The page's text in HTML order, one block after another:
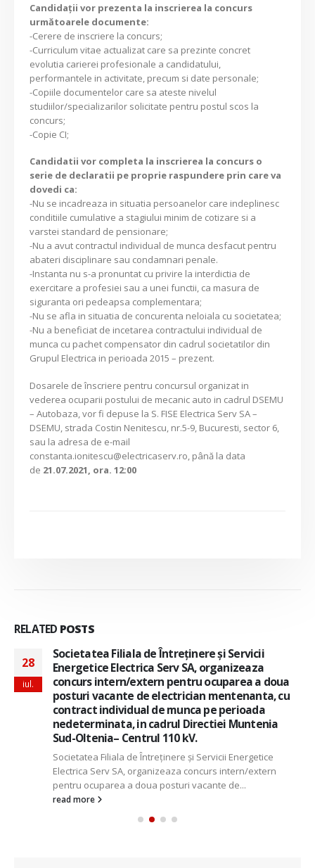
Candidaţii vor prezenta la inscrierea la concurs
următoarele documente:
-Cerere de inscriere la concurs;
-Curriculum vitae actualizat care sa prezinte concret
evolutia carierei profesionale a candidatului,
performantele in activitate, precum si date personale;
-Copiile documentelor care sa ateste nivelul
studiilor/specializarilor solicitate pentru postul scos la
concurs;
-Copie CI;
Candidatii vor completa la inscrierea la concurs o
serie de declaratii pe proprie raspundere prin care va
dovedi ca:
-Nu se incadreaza in situatia persoanelor care indeplinesc
conditiile cumulative a stagiului minim de cotizare si a
varstei standard de pensionare;
-Nu a avut contractul individual de munca desfacut pentru
abateri disciplinare sau condamnari penale.
-Instanta nu s-a pronuntat cu privire la interdictia de
exercitare a profesiei sau a unei functii, ca masura de
siguranta ori pedeapsa complementara;
-Nu se afla in situatia de concurenta neloiala cu societatea;
-Nu a beneficiat de incetarea contractului individual de
munca cu pachet compensator din cadrul societatilor din
Grupul Electrica in perioada 2015 – prezent.
Dosarele de înscriere pentru concursul organizat in
vederea ocuparii postului de mecanic auto in cadrul DSEMU
– Autobaza, vor fi depuse la S. FISE Electrica Serv SA –
DSEMU, strada Costin Nenitescu, nr.5-9, Bucuresti, sector 6,
sau la adresa de e-mail
constanta.ionitescu@electricaserv.ro, până la data
de 21.07.2021, ora. 12:00
RELATED POSTS
28
iul.
Societatea Filiala de Întreţinere şi Servicii
Energetice Electrica Serv SA, organizeaza
concurs intern/extern pentru ocuparea a doua
posturi vacante de electrician mentenanta, cu
contract individual de munca pe perioada
nedeterminata, in cadrul Directiei Muntenia
Sud-Oltenia– Centrul 110 kV.
Societatea Filiala de Întreţinere şi Servicii Energetice
Electrica Serv SA, organizeaza concurs intern/extern
pentru ocuparea a doua posturi vacante de...
read more